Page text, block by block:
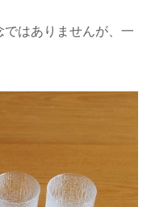
はありませんが、一